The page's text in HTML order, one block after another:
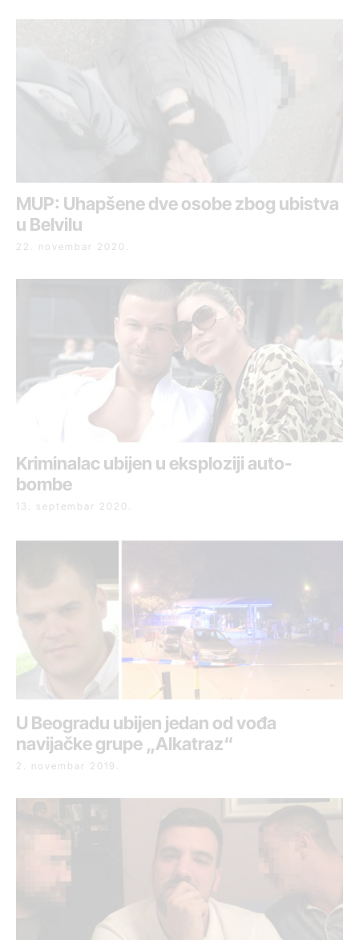
MUP: Uhapšene dve osobe zbog ubistva
u Belvilu
22. novembar 2020.
Kriminalac ubijen u eksploziji auto-
bombe
13. septembar 2020.
U Beogradu ubijen jedan od vođa
navijačke grupe „Alkatraz“
2. novembar 2019.